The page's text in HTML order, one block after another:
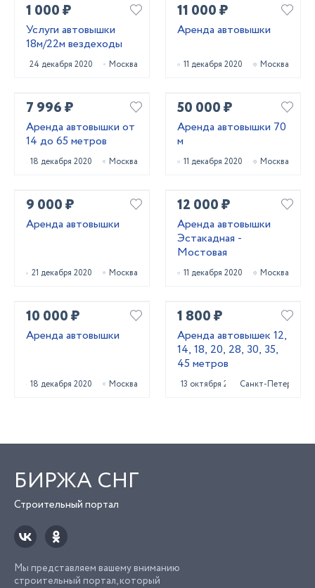
1 000 ₽
Услуги автовышки
18м/22м вездеходы
24 декабря 2020 Москва
11 000 ₽
Аренда автовышки
11 декабря 2020 Москва
7 996 ₽
Аренда автовышки от
14 до 65 метров
18 декабря 2020 Москва
50 000 ₽
Аренда автовышки 70
м
11 декабря 2020 Москва
9 000 ₽
Аренда автовышки
21 декабря 2020 Москва
12 000 ₽
Аренда автовышки
Эстакадная -
Мостовая
11 декабря 2020 Москва
10 000 ₽
Аренда автовышки
18 декабря 2020 Москва
1 800 ₽
Аренда автовышек 12,
14, 18, 20, 28, 30, 35,
45 метров
13 октября 2023Санкт-Петербург
БИРЖА СНГ
Строительный портал
Мы представляем вашему вниманию
строительный портал, который